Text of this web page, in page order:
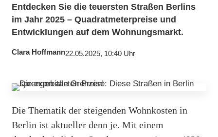
Entdecken Sie die teuersten Straßen Berlins
im Jahr 2025 – Quadratmeterpreise und
Entwicklungen auf dem Wohnungsmarkt.
Clara Hoffmann22.05.2025, 10:40 Uhr
Die Thematik der steigenden Wohnkosten in
Berlin ist aktueller denn je. Mit einem